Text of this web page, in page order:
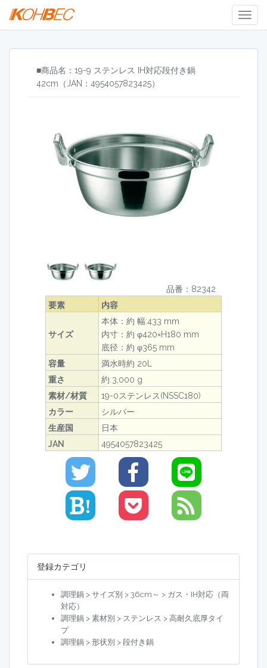
■商品名：19-9 ステンレス IH対応段付き鍋
42cm（JAN：4954057823425）
品番：82342
要素
内容
サイズ
本体：約 幅:433 mm
内寸：約 φ420×H180 mm
底径：約 φ365 mm
容量
満水時約 20L
重さ
約 3,000 g
素材/材質
19-0ステンレス(NSSC180)
カラー
シルバー
生産国
日本
JAN
4954057823425
!
登録カテゴリ
調理鍋 > サイズ別 > 36cm～ > ガス・IH対応（両
対応）
調理鍋 > 素材別 > ステンレス > 高耐久底厚タイ
プ
調理鍋 > 形状別 > 段付き鍋